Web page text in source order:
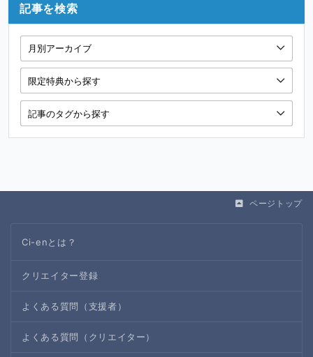
記事を検索
ページトップ
Ci-enとは？
クリエイター登録
よくある質問（支援者）
よくある質問（クリエイター）